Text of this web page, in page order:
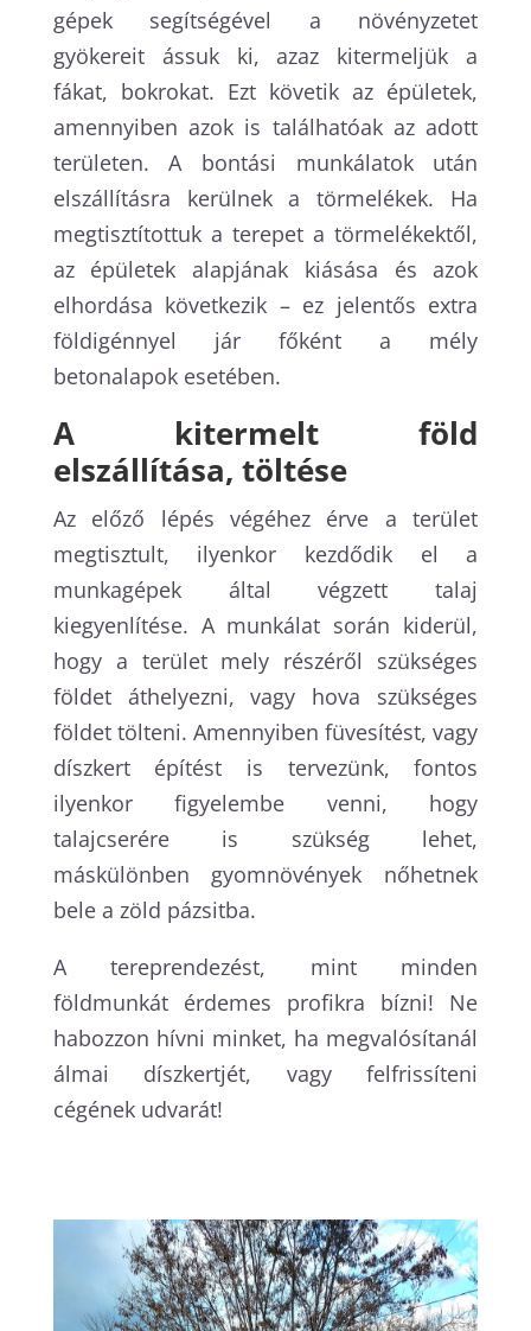
gépek segítségével a növényzetet
gyökereit ássuk ki, azaz kitermeljük a
fákat, bokrokat. Ezt követik az épületek,
amennyiben azok is találhatóak az adott
területen. A bontási munkálatok után
elszállításra kerülnek a törmelékek. Ha
megtisztítottuk a terepet a törmelékektől,
az épületek alapjának kiásása és azok
elhordása következik – ez jelentős extra
földigénnyel jár főként a mély
betonalapok esetében.
A kitermelt föld
elszállítása, töltése
Az előző lépés végéhez érve a terület
megtisztult, ilyenkor kezdődik el a
munkagépek által végzett talaj
kiegyenlítése. A munkálat során kiderül,
hogy a terület mely részéről szükséges
földet áthelyezni, vagy hova szükséges
földet tölteni. Amennyiben füvesítést, vagy
díszkert építést is tervezünk, fontos
ilyenkor figyelembe venni, hogy
talajcserére is szükség lehet,
máskülönben gyomnövények nőhetnek
bele a zöld pázsitba.
A tereprendezést, mint minden
földmunkát érdemes profikra bízni! Ne
habozzon hívni minket, ha megvalósítanál
álmai díszkertjét, vagy felfrissíteni
cégének udvarát!